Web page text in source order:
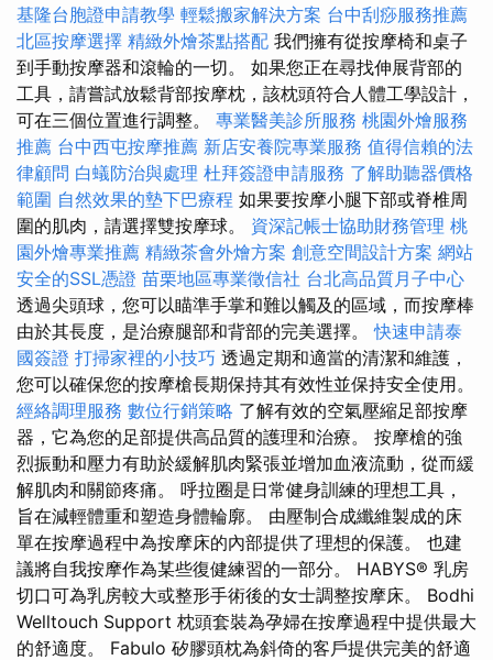
基隆台胞證申請教學 輕鬆搬家解決方案 台中刮痧服務推薦
北區按摩選擇 精緻外燴茶點搭配 我們擁有從按摩椅和桌子
到手動按摩器和滾輪的一切。 如果您正在尋找伸展背部的
工具，請嘗試放鬆背部按摩枕，該枕頭符合人體工學設計，
可在三個位置進行調整。 專業醫美診所服務 桃園外燴服務
推薦 台中西屯按摩推薦 新店安養院專業服務 值得信賴的法
律顧問 白蟻防治與處理 杜拜簽證申請服務 了解助聽器價格
範圍 自然效果的墊下巴療程 如果要按摩小腿下部或脊椎周
圍的肌肉，請選擇雙按摩球。 資深記帳士協助財務管理 桃
園外燴專業推薦 精緻茶會外燴方案 創意空間設計方案 網站
安全的SSL憑證 苗栗地區專業徵信社 台北高品質月子中心
透過尖頭球，您可以瞄準手掌和難以觸及的區域，而按摩棒
由於其長度，是治療腿部和背部的完美選擇。快速申請泰
國簽證 打掃家裡的小技巧 透過定期和適當的清潔和維護，
您可以確保您的按摩槍長期保持其有效性並保持安全使用。
經絡調理服務 數位行銷策略 了解有效的空氣壓縮足部按摩
器，它為您的足部提供高品質的護理和治療。 按摩槍的強
烈振動和壓力有助於緩解肌肉緊張並增加血液流動，從而緩
解肌肉和關節疼痛。 呼拉圈是日常健身訓練的理想工具，
旨在減輕體重和塑造身體輪廓。 由壓制合成纖維製成的床
單在按摩過程中為按摩床的內部提供了理想的保護。 也建
議將自我按摩作為某些復健練習的一部分。 HABYS® 乳房
切口可為乳房較大或整形手術後的女士調整按摩床。 Bodhi
Welltouch Support 枕頭套裝為孕婦在按摩過程中提供最大
的舒適度。 Fabulo 矽膠頭枕為斜倚的客戶提供完美的舒適